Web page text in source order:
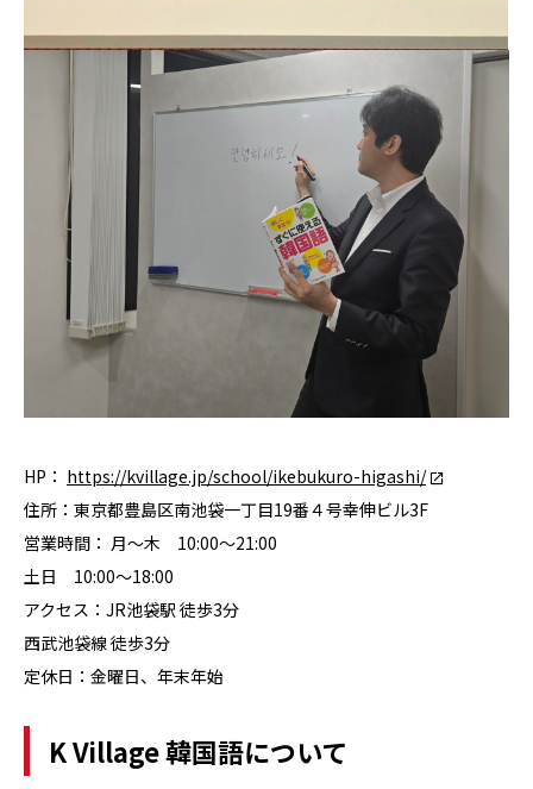
HP： https://kvillage.jp/school/ikebukuro-higashi/
住所：東京都豊島区南池袋一丁目19番４号幸伸ビル3F
営業時間： 月～木 10:00～21:00
土日 10:00～18:00
アクセス：JR池袋駅 徒歩3分
西武池袋線 徒歩3分
定休日：金曜日、年末年始
K Village 韓国語について